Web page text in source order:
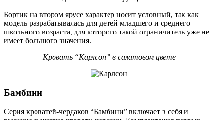
Бортик на втором ярусе характер носит условный, так как
модель разрабатывалась для детей младшего и среднего
школьного возраста, для которого такой ограничитель уже не
имеет большого значения.
Кровать “Карлсон” в салатовом цвете
Бамбини
Серия кроватей-чердаков “Бамбини” включает в себя и